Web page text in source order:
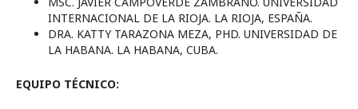
INTERNACIONAL DE LA RIOJA. LA RIOJA, ESPAÑA.
DRA. KATTY TARAZONA MEZA, PHD. UNIVERSIDAD DE
LA HABANA. LA HABANA, CUBA.
EQUIPO TÉCNICO: